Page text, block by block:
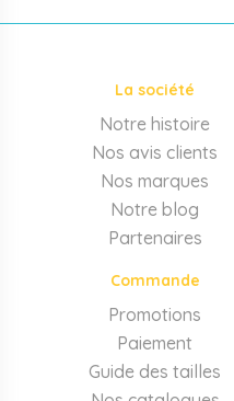
d'accueil de la petite
Mobilier et
Lits crèche en bois,
langer sur mesure en
chaises adaptées aux 0-6
séparation. Tout le
Matériel de
Poussettes 3 et 4 places,
auto, biberons et
thermomètres. Notre
La société
Notre histoire
Nos avis clients
Nos marques
Notre blog
Partenaires
Commande
Promotions
Paiement
Guide des tailles